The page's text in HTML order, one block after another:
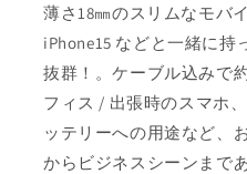
型
iPhone
15
/
Android/Macbook/
ノ
ー
型
iPhone
15
/
Android/
ノ
ー
薄さ18㎜のスリムなモバ
iPhone15 などと一緒に持
抜群！。ケーブル込みで
フィス / 出張時のスマホ
ッテリーへの用途など、
からビジネスシーンまで